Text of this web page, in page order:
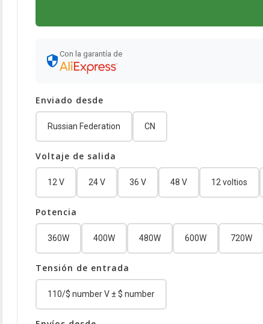
Con la garantía de
Enviado desde
Russian Federation CN
Voltaje de salida
12 V 24 V 36 V 48 V 12 voltios
Potencia
360W 400W 480W 600W 720W
Tensión de entrada
110/$ number V ± $ number